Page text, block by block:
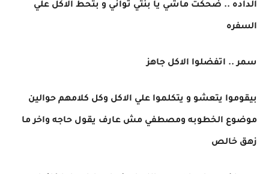
الداده .. ضحكت ماشي يا بنتي ثواني و بتحط الاكل علي
السفره
سمر .. اتفضلوا الاكل جاهز
بيقوموا يتعشو و يتكلموا علي الاكل وكل كلامهم حوالين
موضوع الخطوبه ومصطفي مش عارف يقول حاجه واخر ما
زهق خالص